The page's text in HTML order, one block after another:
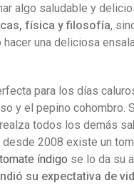
algo saludable y
física y filosofía,
una deliciosa
para los días
y el pepino cohombro.
todos los demás
desde 2008 existe un
tomate índigo se lo da su
su expectativa de